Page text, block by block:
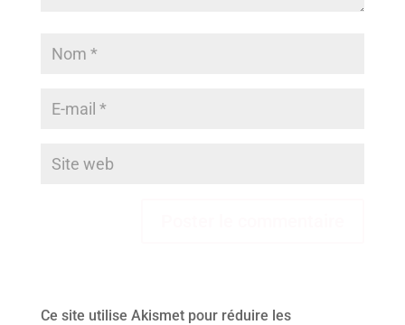
Ce site utilise Akismet pour réduire les